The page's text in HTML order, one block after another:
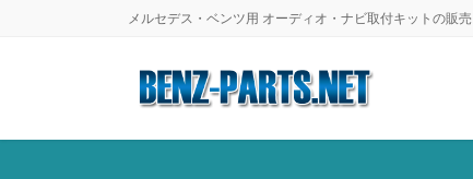
に
ョ
メルセデス・ベンツ用 オーディオ・ナビ取付キットの販売